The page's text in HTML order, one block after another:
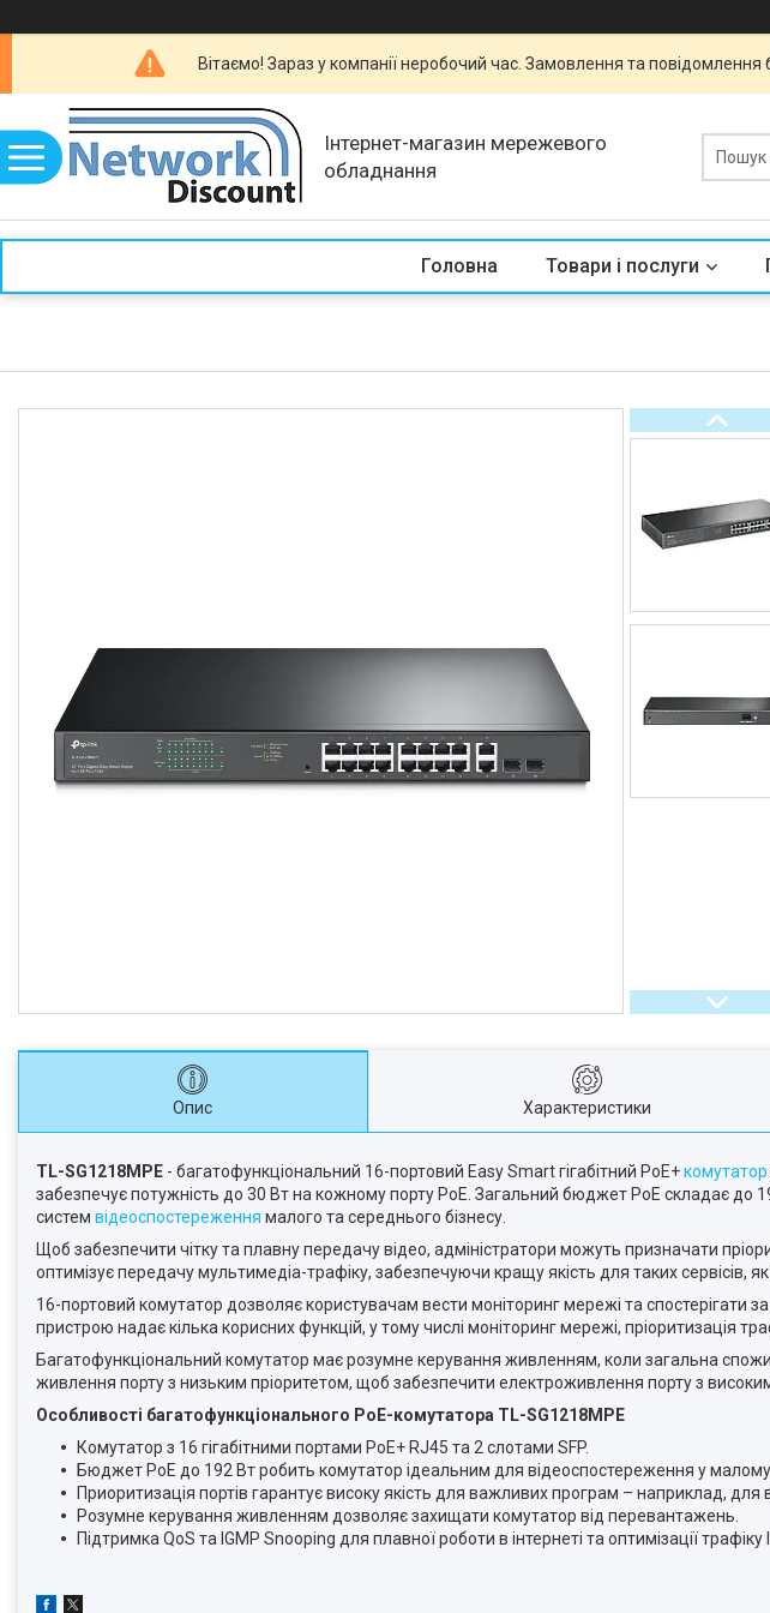
Вітаємо! Зараз у компанії неробочий час. Замовлення та
Інтернет-магазин мережевого
обладнання
Головна Товари і послуги
Опис Характеристики
TL-SG1218MPE - багатофункціональний 16-портовий Easy Smart гігабітний PoE+комутатор
забезпечує потужність до 30 Вт на кожному порту PoE. Загальний бюджет PoE складає до
систем відеоспостереження малого та середнього бізнесу.
Щоб забезпечити чітку та плавну передачу відео, адміністратори можуть призначати
оптимізує передачу мультимедіа-трафіку, забезпечуючи кращу якість для таких сервісів, як
16-портовий комутатор дозволяє користувачам вести моніторинг мережі та спостерігати
пристрою надає кілька корисних функцій, у тому числі моніторинг мережі, пріоритизація
Багатофункціональний комутатор має розумне керування живленням, коли загальна
живлення порту з низьким пріоритетом, щоб забезпечити електроживлення порту з
Особливості багатофункціонального PoE-комутатора TL-SG1218MPE
Комутатор з 16 гігабітними портами PoE+ RJ45 та 2 слотами SFP.
Бюджет PoE до 192 Вт робить комутатор ідеальним для відеоспостереження у малому
Приоритизація портів гарантує високу якість для важливих програм – наприклад, для
Розумне керування живленням дозволяє захищати комутатор від перевантажень.
Підтримка QoS та IGMP Snooping для плавної роботи в інтернеті та оптимізації трафіку